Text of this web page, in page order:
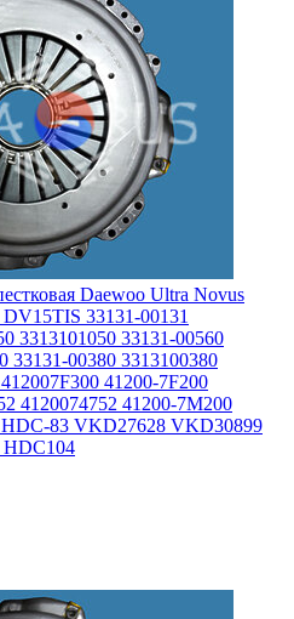
Daewoo Ultra Novus
33131-00131
3313101050 33131-00560
33131-00380 3313100380
41200-7F200
4120074752 41200-7M200
83 VKD27628 VKD30899